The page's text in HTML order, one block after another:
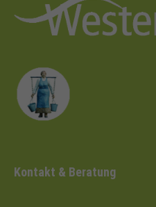
Kontakt & Beratung